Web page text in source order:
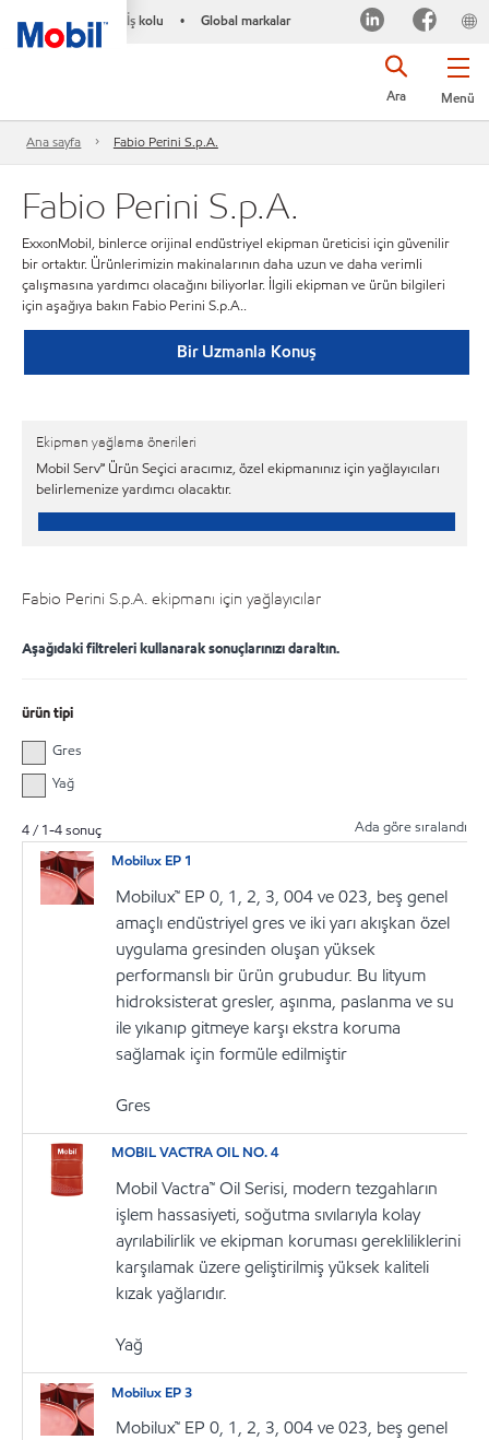
İş kolu • Global markalar
Menü
Ara
Ana sayfa Fabio Perini S.p.A.
Fabio Perini S.p.A.
ExxonMobil, binlerce orijinal endüstriyel ekipman üreticisi için güvenilir
bir ortaktır. Ürünlerimizin makinalarının daha uzun ve daha verimli
çalışmasına yardımcı olacağını biliyorlar. İlgili ekipman ve ürün bilgileri
için aşağıya bakın Fabio Perini S.p.A..
Bir Uzmanla Konuş
Ekipman yağlama önerileri
Mobil Serv℠ Ürün Seçici aracımız, özel ekipmanınız için yağlayıcıları
belirlemenize yardımcı olacaktır.
Fabio Perini S.p.A. ekipmanı için yağlayıcılar
Aşağıdaki filtreleri kullanarak sonuçlarınızı daraltın.
ürün tipi
Gres
Yağ
4/ 1-4sonuç
Ada göre sıralandı
Mobilux EP 1
Mobilux™ EP 0, 1, 2, 3, 004 ve 023, beş genel
amaçlı endüstriyel gres ve iki yarı akışkan özel
uygulama gresinden oluşan yüksek
performanslı bir ürün grubudur. Bu lityum
hidroksisterat gresler, aşınma, paslanma ve su
ile yıkanıp gitmeye karşı ekstra koruma
sağlamak için formüle edilmiştir
Gres
MOBIL VACTRA OIL NO. 4
Mobil Vactra™ Oil Serisi, modern tezgahların
işlem hassasiyeti, soğutma sıvılarıyla kolay
ayrılabilirlik ve ekipman koruması gerekliliklerini
karşılamak üzere geliştirilmiş yüksek kaliteli
kızak yağlarıdır.
Yağ
Mobilux EP 3
Mobilux™ EP 0, 1, 2, 3, 004 ve 023, beş genel